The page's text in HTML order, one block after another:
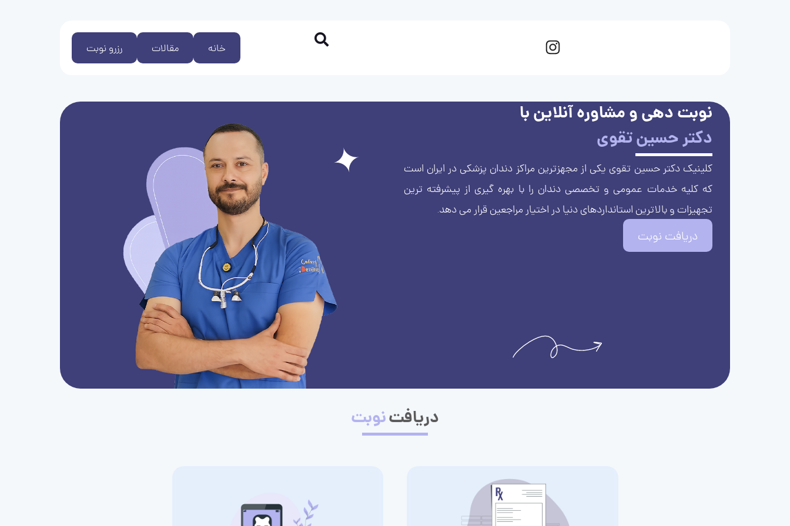
رزرو نوبت مقالات خانه
نوبت دهی و مشاوره آنلاین با
دکتر حسین تقوی
کلینیک دکتر حسین تقوی یکی از مجهزترین مراکز دندان پزشکی در ایران است
که کلیه خدمات عمومی و تخصصی دندان را با بهره گیری از پیشرفته ترین
تجهیزات و بالاترین استانداردهای دنیا در اختیار مراجعین قرار می دهد.
دریافت نوبت
دریافتنوبت